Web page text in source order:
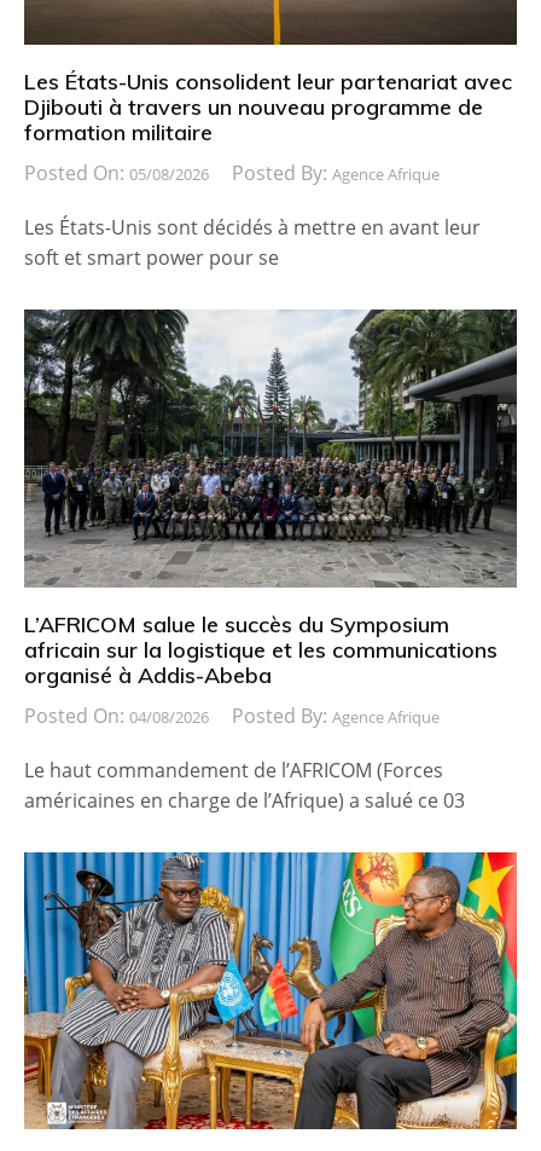
Les États-Unis consolident leur partenariat avec
Djibouti à travers un nouveau programme de
formation militaire
Posted On: 05/08/2026 Posted By: Agence Afrique
Les États-Unis sont décidés à mettre en avant leur
soft et smart power pour se
L’AFRICOM salue le succès du Symposium
africain sur la logistique et les communications
organisé à Addis-Abeba
Posted On: 04/08/2026 Posted By: Agence Afrique
Le haut commandement de l’AFRICOM (Forces
américaines en charge de l’Afrique) a salué ce 03